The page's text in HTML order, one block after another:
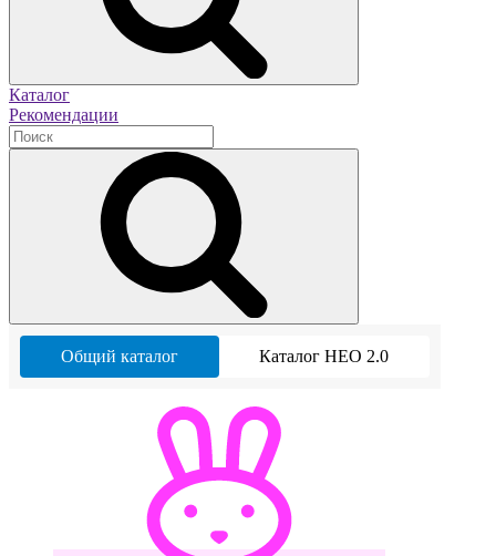
Каталог
Рекомендации
Общий каталог Каталог НЕО 2.0